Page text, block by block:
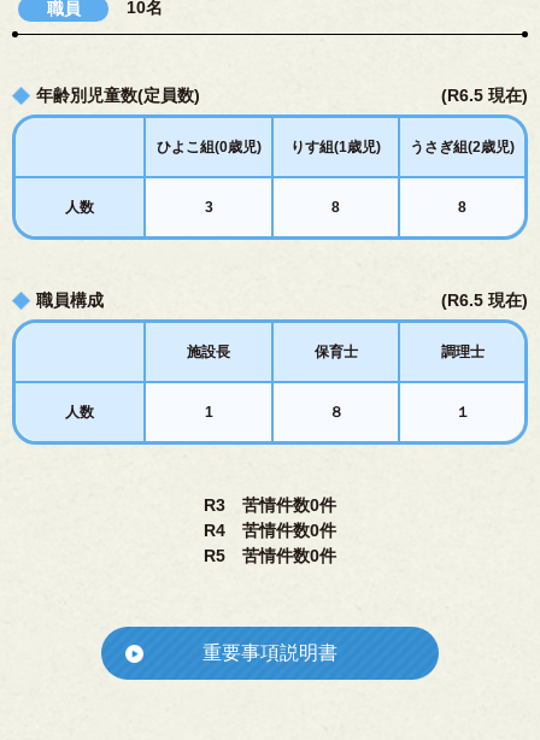
職員 10名
年齢別児童数(定員数) (R6.5 現在)
ひよこ組(0歳児) りす組(1歳児) うさぎ組(2歳児)
人数 3 8 8
職員構成 (R6.5 現在)
施設長 保育士 調理士
人数 1 ８ １
R3 苦情件数0件
R4 苦情件数0件
R5 苦情件数0件
重要事項説明書